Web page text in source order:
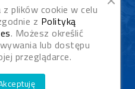
plików cookie w celu
z Polityką
. Możesz określić
lub dostępu
przeglądarce.